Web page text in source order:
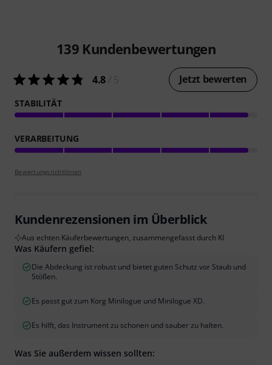
139 Kundenbewertungen
4.8 Jetzt bewerten
STABILITÄT
VERARBEITUNG
Bewertungsrichtlinien
Kundenrezensionen im Überblick
Aus echten Käuferbewertungen, zusammengefasst durch KI
Was Käufern gefiel:
Die Abdeckung ist robust und bietet guten Schutz vor Staub und
Stößen.
Es passt gut zum Korg Minilogue und Minilogue XD.
Es hilft, das Instrument zu schonen und sauber zu halten.
Was Sie außerdem wissen sollten: